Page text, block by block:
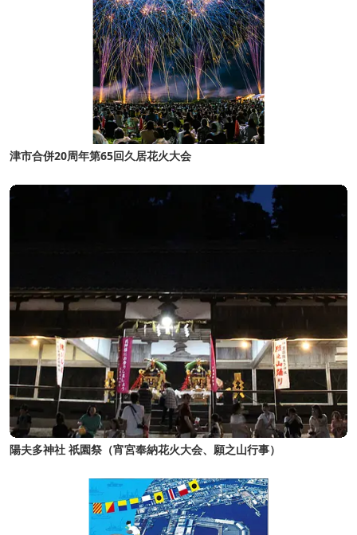
津市合併20周年第65回久居花火大会
陽夫多神社 祇園祭（宵宮奉納花火大会、願之山行事）